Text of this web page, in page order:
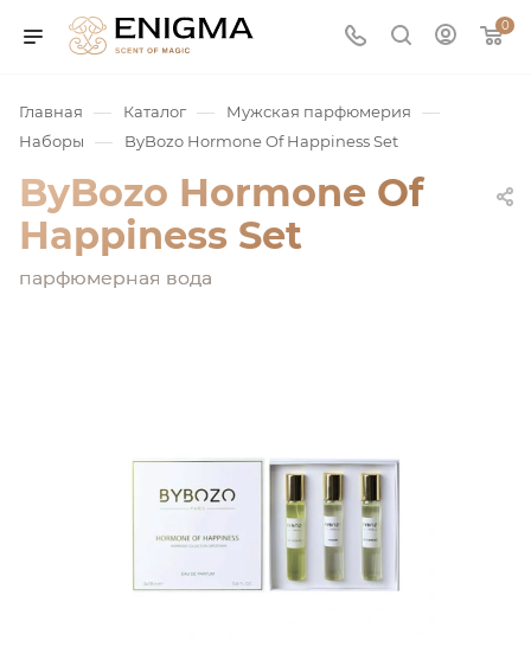
0
Главная — Каталог — Мужская парфюмерия —
Наборы — ByBozo Hormone Of Happiness Set
ByBozo Hormone Of
Happiness Set
парфюмерная вода